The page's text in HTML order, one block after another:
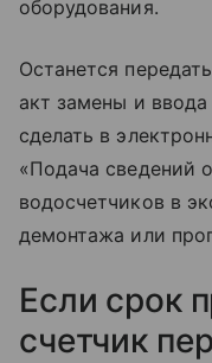
оборудования.
Останется
акт замены и
сделать в
«Подача сведений
водосчетчиков в
демонтажа или
Если срок
счетчик